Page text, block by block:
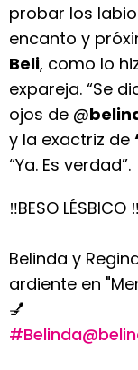
probar los
encanto y
Beli, como lo
expareja. “Se
ojos de @
y la exactriz de
“Ya. Es verdad”.
‼️BESO LÉSBICO ‼️
Belinda y
ardiente en
💅
#Belinda